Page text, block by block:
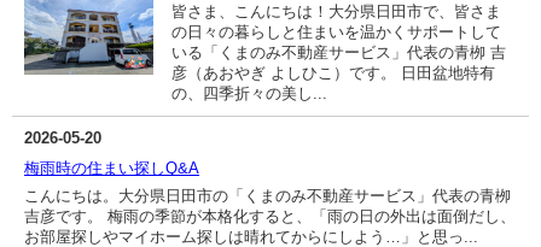
皆さま、こんにちは！大分県日田市で、皆さま
の日々の暮らしと住まいを温かくサポートして
いる「くまのみ不動産サービス」代表の青栁 吉
彦（あおやぎ よしひこ）です。 日田盆地特有
の、四季折々の美し...
2026-05-20
梅雨時の住まい探しQ&A
こんにちは。大分県日田市の「くまのみ不動産サービス」代表の青栁
吉彦です。 梅雨の季節が本格化すると、「雨の日の外出は面倒だし、
お部屋探しやマイホーム探しは晴れてからにしよう…」と思っ...